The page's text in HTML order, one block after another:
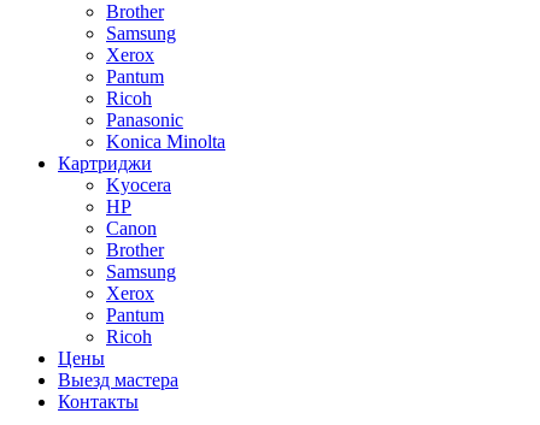
Brother
Samsung
Xerox
Pantum
Ricoh
Panasonic
Konica Minolta
Картриджи
Kyocera
HP
Canon
Brother
Samsung
Xerox
Pantum
Ricoh
Цены
Выезд мастера
Контакты